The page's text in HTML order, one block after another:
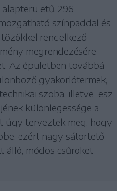
296
színpaddal és
rendelkező
megrendezésére
Az épületben továbbá
gyakorlótermek,
szoba, illetve lesz
különlegessége a
úgy terveztek meg, hogy
ezért nagy sátortető
álló, módos csűröket